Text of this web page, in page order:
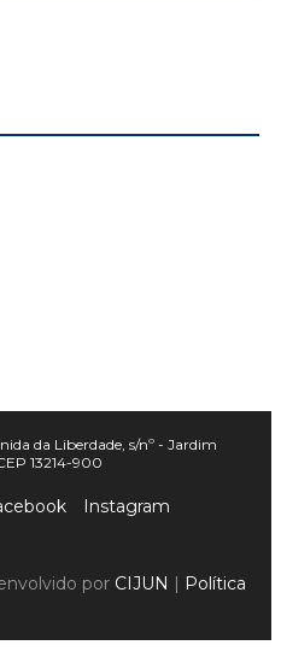
da Liberdade, s/nº - Jardim
13214-900
Instagram
por CIJUN | Política